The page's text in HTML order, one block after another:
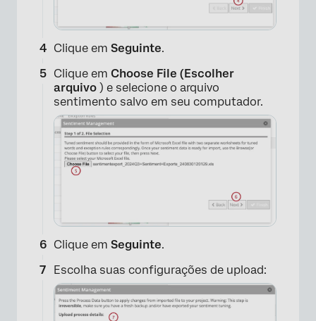
Clique em Seguinte.
Clique em Choose File (Escolher
arquivo ) e selecione o arquivo
sentimento salvo em seu computador.
Clique em Seguinte.
Escolha suas configurações de upload: